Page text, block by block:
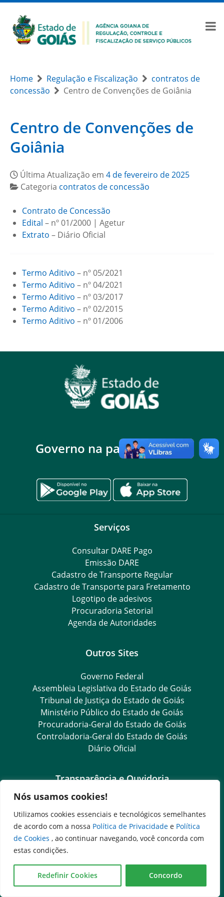
Nós usamos cookies!
Utilizamos cookies essenciais e tecnológicos semelhantes
de acordo com a nossa Política de Privacidade e Política
de Cookies , ao continuar navegando, você concorda com
estas condições.
Redefinir Cookies Concordo
Home Regulação e Fiscalização
contratos de
concessão
Centro de Convenções de Goiânia
Centro de Convenções de
Goiânia
Última Atualização em 4 de fevereiro de 2025
Categoria contratos de concessão
Contrato de Concessão
Edital – nº 01/2000 | Agetur
Extrato – Diário Oficial
Termo Aditivo – nº 05/2021
Termo Aditivo – nº 04/2021
Termo Aditivo – nº 03/2017
Termo Aditivo – nº 02/2015
Termo Aditivo – nº 01/2006
Governo na palma da mão
Serviços
Consultar DARE Pago
Emissão DARE
Cadastro de Transporte Regular
Cadastro de Transporte para Fretamento
Logotipo de adesivos
Procuradoria Setorial
Agenda de Autoridades
Outros Sites
Governo Federal
Assembleia Legislativa do Estado de Goiás
Tribunal de Justiça do Estado de Goiás
Ministério Público do Estado de Goiás
Procuradoria-Geral do Estado de Goiás
Controladoria-Geral do Estado de Goiás
Diário Oficial
Transparência e Ouvidoria
LGPD
Goiás Transparência
Dados Abertos Goiás
SIC – Serviço de Informação ao Cidadão
e-SIC – Serviço Eletrônico de Informação ao Cidadão
Ouvidoria Setorial (Expresso)
Ouvidoria Setorial (Presencial)